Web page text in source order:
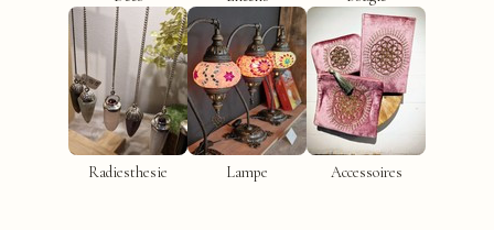
Radiesthesie Lampe Accessoires